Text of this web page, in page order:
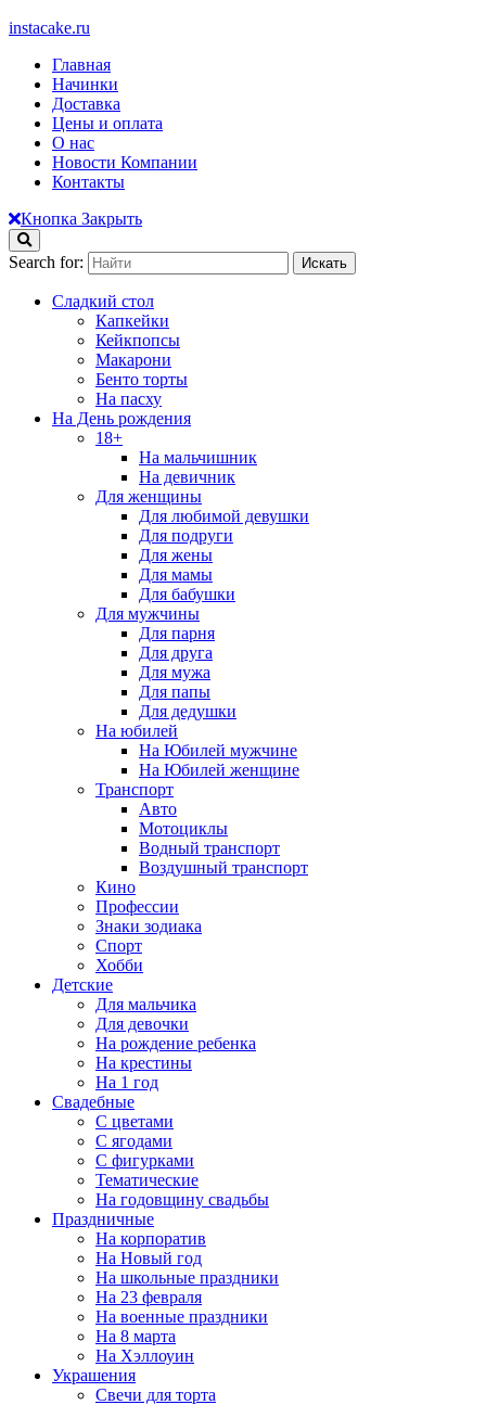
instacake.ru
Главная
Начинки
Доставка
Цены и оплата
О нас
Новости Компании
Контакты
Кнопка Закрыть
Search for:
Сладкий стол
Капкейки
Кейкпопсы
Макарони
Бенто торты
На пасху
На День рождения
18+
На мальчишник
На девичник
Для женщины
Для любимой девушки
Для подруги
Для жены
Для мамы
Для бабушки
Для мужчины
Для парня
Для друга
Для мужа
Для папы
Для дедушки
На юбилей
На Юбилей мужчине
На Юбилей женщине
Транспорт
Авто
Мотоциклы
Водный транспорт
Воздушный транспорт
Кино
Профессии
Знаки зодиака
Спорт
Хобби
Детские
Для мальчика
Для девочки
На рождение ребенка
На крестины
На 1 год
Свадебные
С цветами
С ягодами
С фигурками
Тематические
На годовщину свадьбы
Праздничные
На корпоратив
На Новый год
На школьные праздники
На 23 февраля
На военные праздники
На 8 марта
На Хэллоуин
Украшения
Свечи для торта